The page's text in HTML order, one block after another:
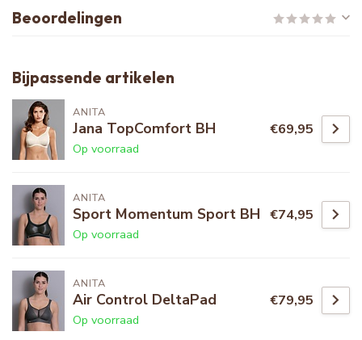
Beoordelingen
Bijpassende artikelen
ANITA
Jana TopComfort BH
Op voorraad
€69,95
ANITA
Sport Momentum Sport BH
Op voorraad
€74,95
ANITA
Air Control DeltaPad
Op voorraad
€79,95